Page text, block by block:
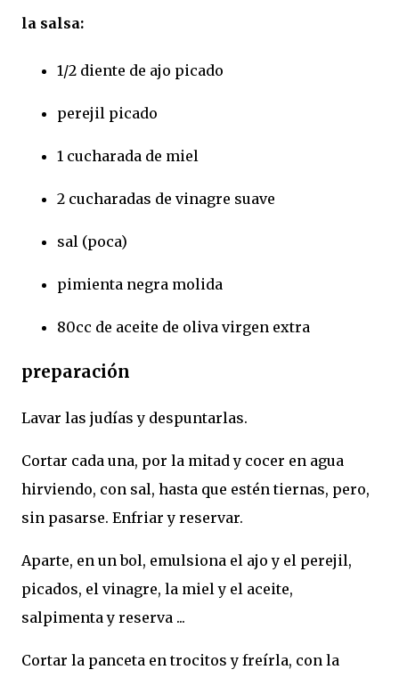
la salsa:
1/2 diente de ajo picado
perejil picado
1 cucharada de miel
2 cucharadas de vinagre suave
sal (poca)
pimienta negra molida
80cc de aceite de oliva virgen extra
preparación
Lavar las judías y despuntarlas.
Cortar cada una, por la mitad y cocer en agua
hirviendo, con sal, hasta que estén tiernas, pero,
sin pasarse. Enfriar y reservar.
Aparte, en un bol, emulsiona el ajo y el perejil,
picados, el vinagre, la miel y el aceite,
salpimenta y reserva ...
Cortar la panceta en trocitos y freírla, con la